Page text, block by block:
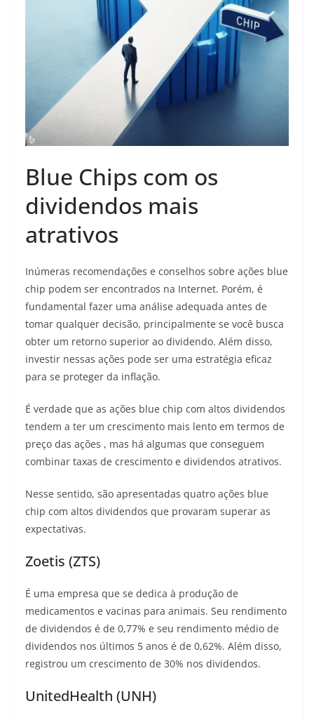
Blue Chips com os
dividendos mais
atrativos
Inúmeras recomendações e conselhos sobre ações blue
chip podem ser encontrados na Internet. Porém, é
fundamental fazer uma análise adequada antes de
tomar qualquer decisão, principalmente se você busca
obter um retorno superior ao dividendo. Além disso,
investir nessas ações pode ser uma estratégia eficaz
para se proteger da inflação.
É verdade que as ações blue chip com altos dividendos
tendem a ter um crescimento mais lento em termos de
preço das ações , mas há algumas que conseguem
combinar taxas de crescimento e dividendos atrativos.
Nesse sentido, são apresentadas quatro ações blue
chip com altos dividendos que provaram superar as
expectativas.
Zoetis (ZTS)
É uma empresa que se dedica à produção de
medicamentos e vacinas para animais. Seu rendimento
de dividendos é de 0,77% e seu rendimento médio de
dividendos nos últimos 5 anos é de 0,62%. Além disso,
registrou um crescimento de 30% nos dividendos.
UnitedHealth (UNH)